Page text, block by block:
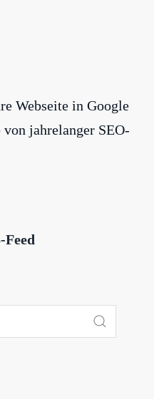
Webseite in Google
jahrelanger SEO-
Feed